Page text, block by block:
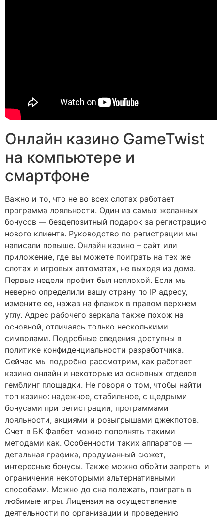
Онлайн казино GameTwist
на компьютере и
смартфоне
Важно и то, что не во всех слотах работает
программа лояльности. Один из самых желанных
бонусов — бездепозитный подарок за регистрацию
нового клиента. Руководство по регистрации мы
написали повыше. Онлайн казино – сайт или
приложение, где вы можете поиграть на тех же
слотах и игровых автоматах, не выходя из дома.
Первые недели профит был неплохой. Если мы
неверно определили вашу страну по IP адресу,
измените ее, нажав на флажок в правом верхнем
углу. Адрес рабочего зеркала также похож на
основной, отличаясь только несколькими
символами. Подробные сведения доступны в
политике конфиденциальности разработчика.
Сейчас мы подробно рассмотрим, как работает
казино онлайн и некоторые из основных отделов
гемблинг площадки. Не говоря о том, чтобы найти
топ казино: надежное, стабильное, с щедрыми
бонусами при регистрации, программами
лояльности, акциями и розыгрышами джекпотов.
Счет в БК Фавбет можно пополнять такими
методами как. Особенности таких аппаратов ―
детальная графика, продуманный сюжет,
интересные бонусы. Также можно обойти запреты и
ограничения некоторыми альтернативными
способами. Можно до сна полежать, поиграть в
любимые игры. Лицензия на осуществление
деятельности по организации и проведению